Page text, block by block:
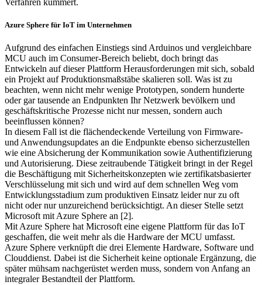
Verfahren kümmert.
Azure Sphere für IoT im Unternehmen
Aufgrund des einfachen Einstiegs sind Arduinos und vergleichbare
MCU auch im Consumer-Bereich beliebt, doch bringt das
Entwickeln auf dieser Plattform Herausforderungen mit sich, sobald
ein Projekt auf Produktionsmaßstäbe skalieren soll. Was ist zu
beachten, wenn nicht mehr wenige Prototypen, sondern hunderte
oder gar tausende an Endpunkten Ihr Netzwerk bevölkern und
geschäftskritische Prozesse nicht nur messen, sondern auch
beeinflussen können?
In diesem Fall ist die flächendeckende Verteilung von Firmware-
und Anwendungsupdates an die Endpunkte ebenso sicherzustellen
wie eine Absicherung der Kommunikation sowie Authentifizierung
und Autorisierung. Diese zeitraubende Tätigkeit bringt in der Regel
die Beschäftigung mit Sicherheitskonzepten wie zertifikatsbasierter
Verschlüsselung mit sich und wird auf dem schnellen Weg vom
Entwicklungsstadium zum produktiven Einsatz leider nur zu oft
nicht oder nur unzureichend berücksichtigt. An dieser Stelle setzt
Microsoft mit Azure Sphere an [2].
Mit Azure Sphere hat Microsoft eine eigene Plattform für das IoT
geschaffen, die weit mehr als die Hardware der MCU umfasst.
Azure Sphere verknüpft die drei Elemente Hardware, Software und
Clouddienst. Dabei ist die Sicherheit keine optionale Ergänzung, die
später mühsam nachgerüstet werden muss, sondern von Anfang an
integraler Bestandteil der Plattform.